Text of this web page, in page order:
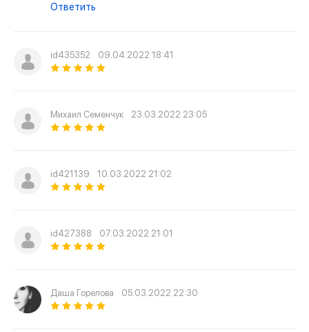
Ответить
id435352 09.04.2022 18:41
Михаил Семенчук 23.03.2022 23:05
id421139 10.03.2022 21:02
id427388 07.03.2022 21:01
Даша Горелова 05.03.2022 22:30